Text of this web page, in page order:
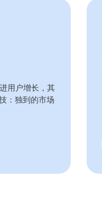
用户增长，其
：独到的市场